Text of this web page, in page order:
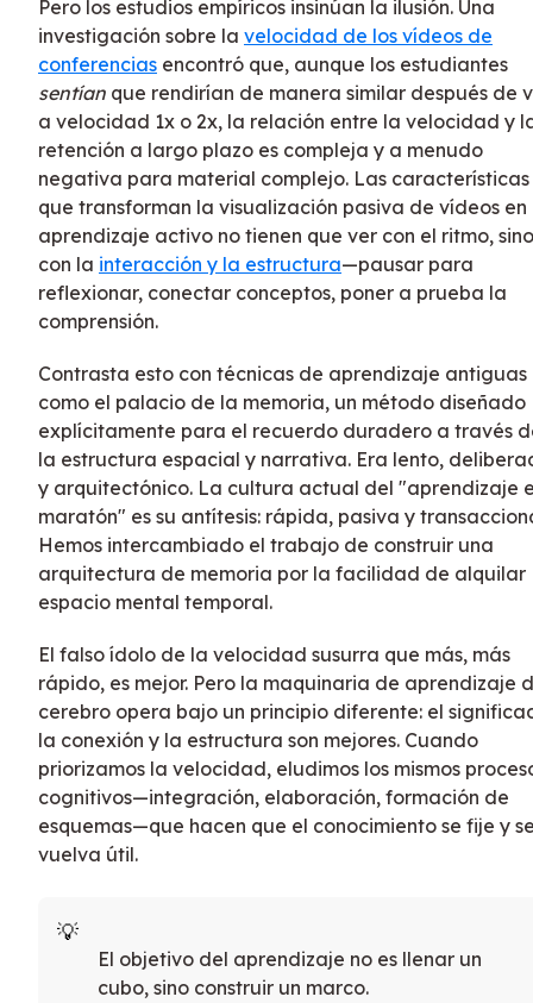
Pero los estudios empíricos insinúan la ilusión. Una
investigación sobre la velocidad de los vídeos de
conferencias encontró que, aunque los estudiantes
sentían que rendirían de manera similar después de
a velocidad 1x o 2x, la relación entre la velocidad y
retención a largo plazo es compleja y a menudo
negativa para material complejo. Las características
que transforman la visualización pasiva de vídeos en
aprendizaje activo no tienen que ver con el ritmo, sino
con la interacción y la estructura—pausar para
reflexionar, conectar conceptos, poner a prueba la
comprensión.
Contrasta esto con técnicas de aprendizaje antiguas
como el palacio de la memoria, un método diseñado
explícitamente para el recuerdo duradero a través
la estructura espacial y narrativa. Era lento,
y arquitectónico. La cultura actual del "aprendizaje
maratón" es su antítesis: rápida, pasiva y
Hemos intercambiado el trabajo de construir una
arquitectura de memoria por la facilidad de alquilar
espacio mental temporal.
El falso ídolo de la velocidad susurra que más, más
rápido, es mejor. Pero la maquinaria de aprendizaje
cerebro opera bajo un principio diferente: el
la conexión y la estructura son mejores. Cuando
priorizamos la velocidad, eludimos los mismos
cognitivos—integración, elaboración, formación de
esquemas—que hacen que el conocimiento se fije y
vuelva útil.
El objetivo del aprendizaje no es llenar un
cubo, sino construir un marco.